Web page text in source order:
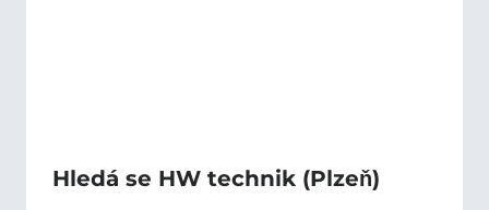
Hledá se HW technik (Plzeň)